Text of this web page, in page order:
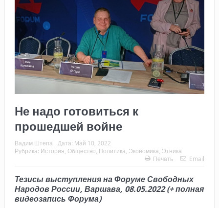
Не надо готовиться к
прошедшей войне
Вадим Штепа Дата: Май 10, 2022
Рубрика: История Общество Политика Экономика Этника
Печать
Email
Тезисы выступления на Форуме Свободных
Народов России, Варшава, 08.05.2022 (+ полная
видеозапись Форума)